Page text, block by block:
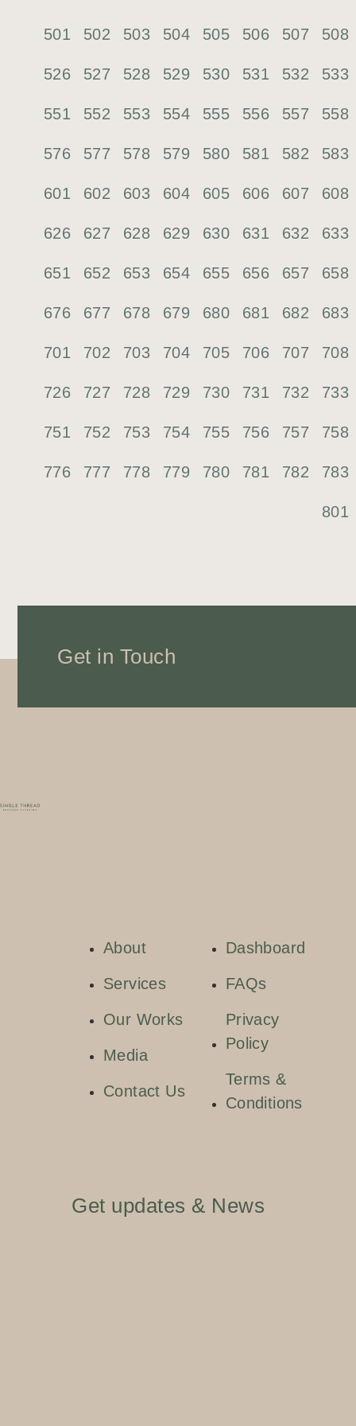
501 502 503 504 505 506 507 508
526 527 528 529 530 531 532 533
551 552 553 554 555 556 557 558
576 577 578 579 580 581 582 583
601 602 603 604 605 606 607 608
626 627 628 629 630 631 632 633
651 652 653 654 655 656 657 658
676 677 678 679 680 681 682 683
701 702 703 704 705 706 707 708
726 727 728 729 730 731 732 733
751 752 753 754 755 756 757 758
776 777 778 779 780 781 782 783
801
Get in Touch
About
Services
Our Works
Media
Contact Us
Dashboard
FAQs
Privacy
Policy
Terms &
Conditions
Get updates & News